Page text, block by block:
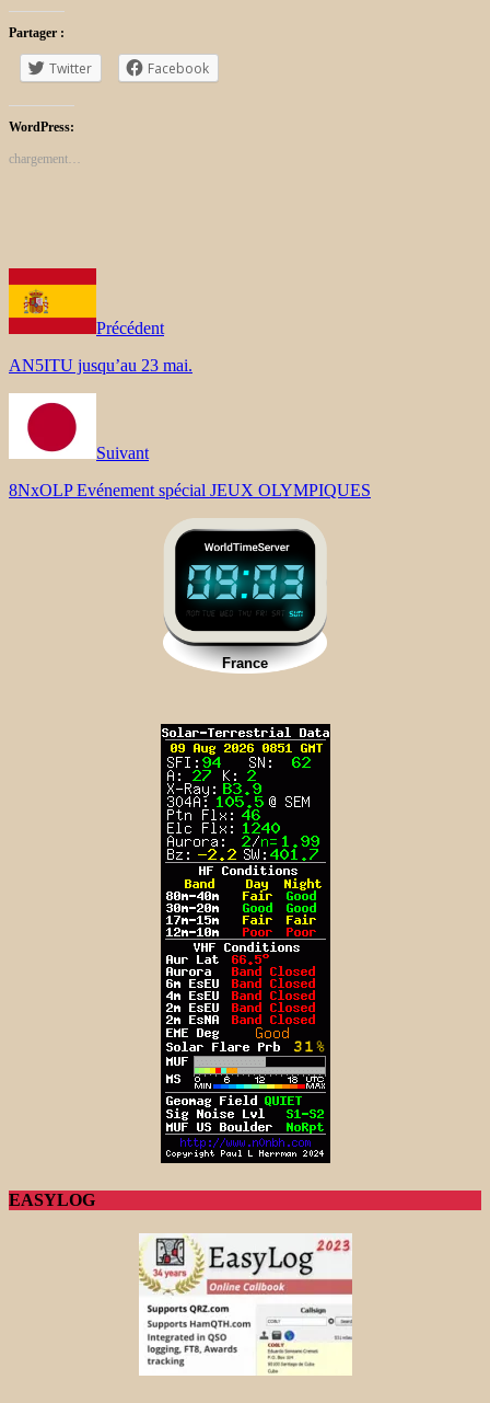
Partager :
Twitter Facebook
WordPress:
chargement…
Précédent
AN5ITU jusqu’au 23 mai.
Suivant
8NxOLP Evénement spécial JEUX OLYMPIQUES
EASYLOG